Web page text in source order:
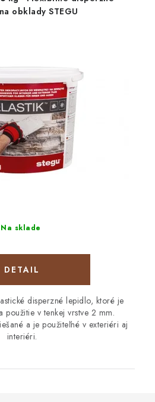
obklady STEGU
Na sklade
DETAIL
disperzné lepidlo, ktoré je
použitie v tenkej vrstve 2 mm.
a je použiteľné v exteriéri aj
interiéri.